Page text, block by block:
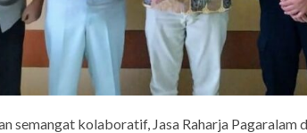
semangat kolaboratif, Jasa Raharja Pagaralam